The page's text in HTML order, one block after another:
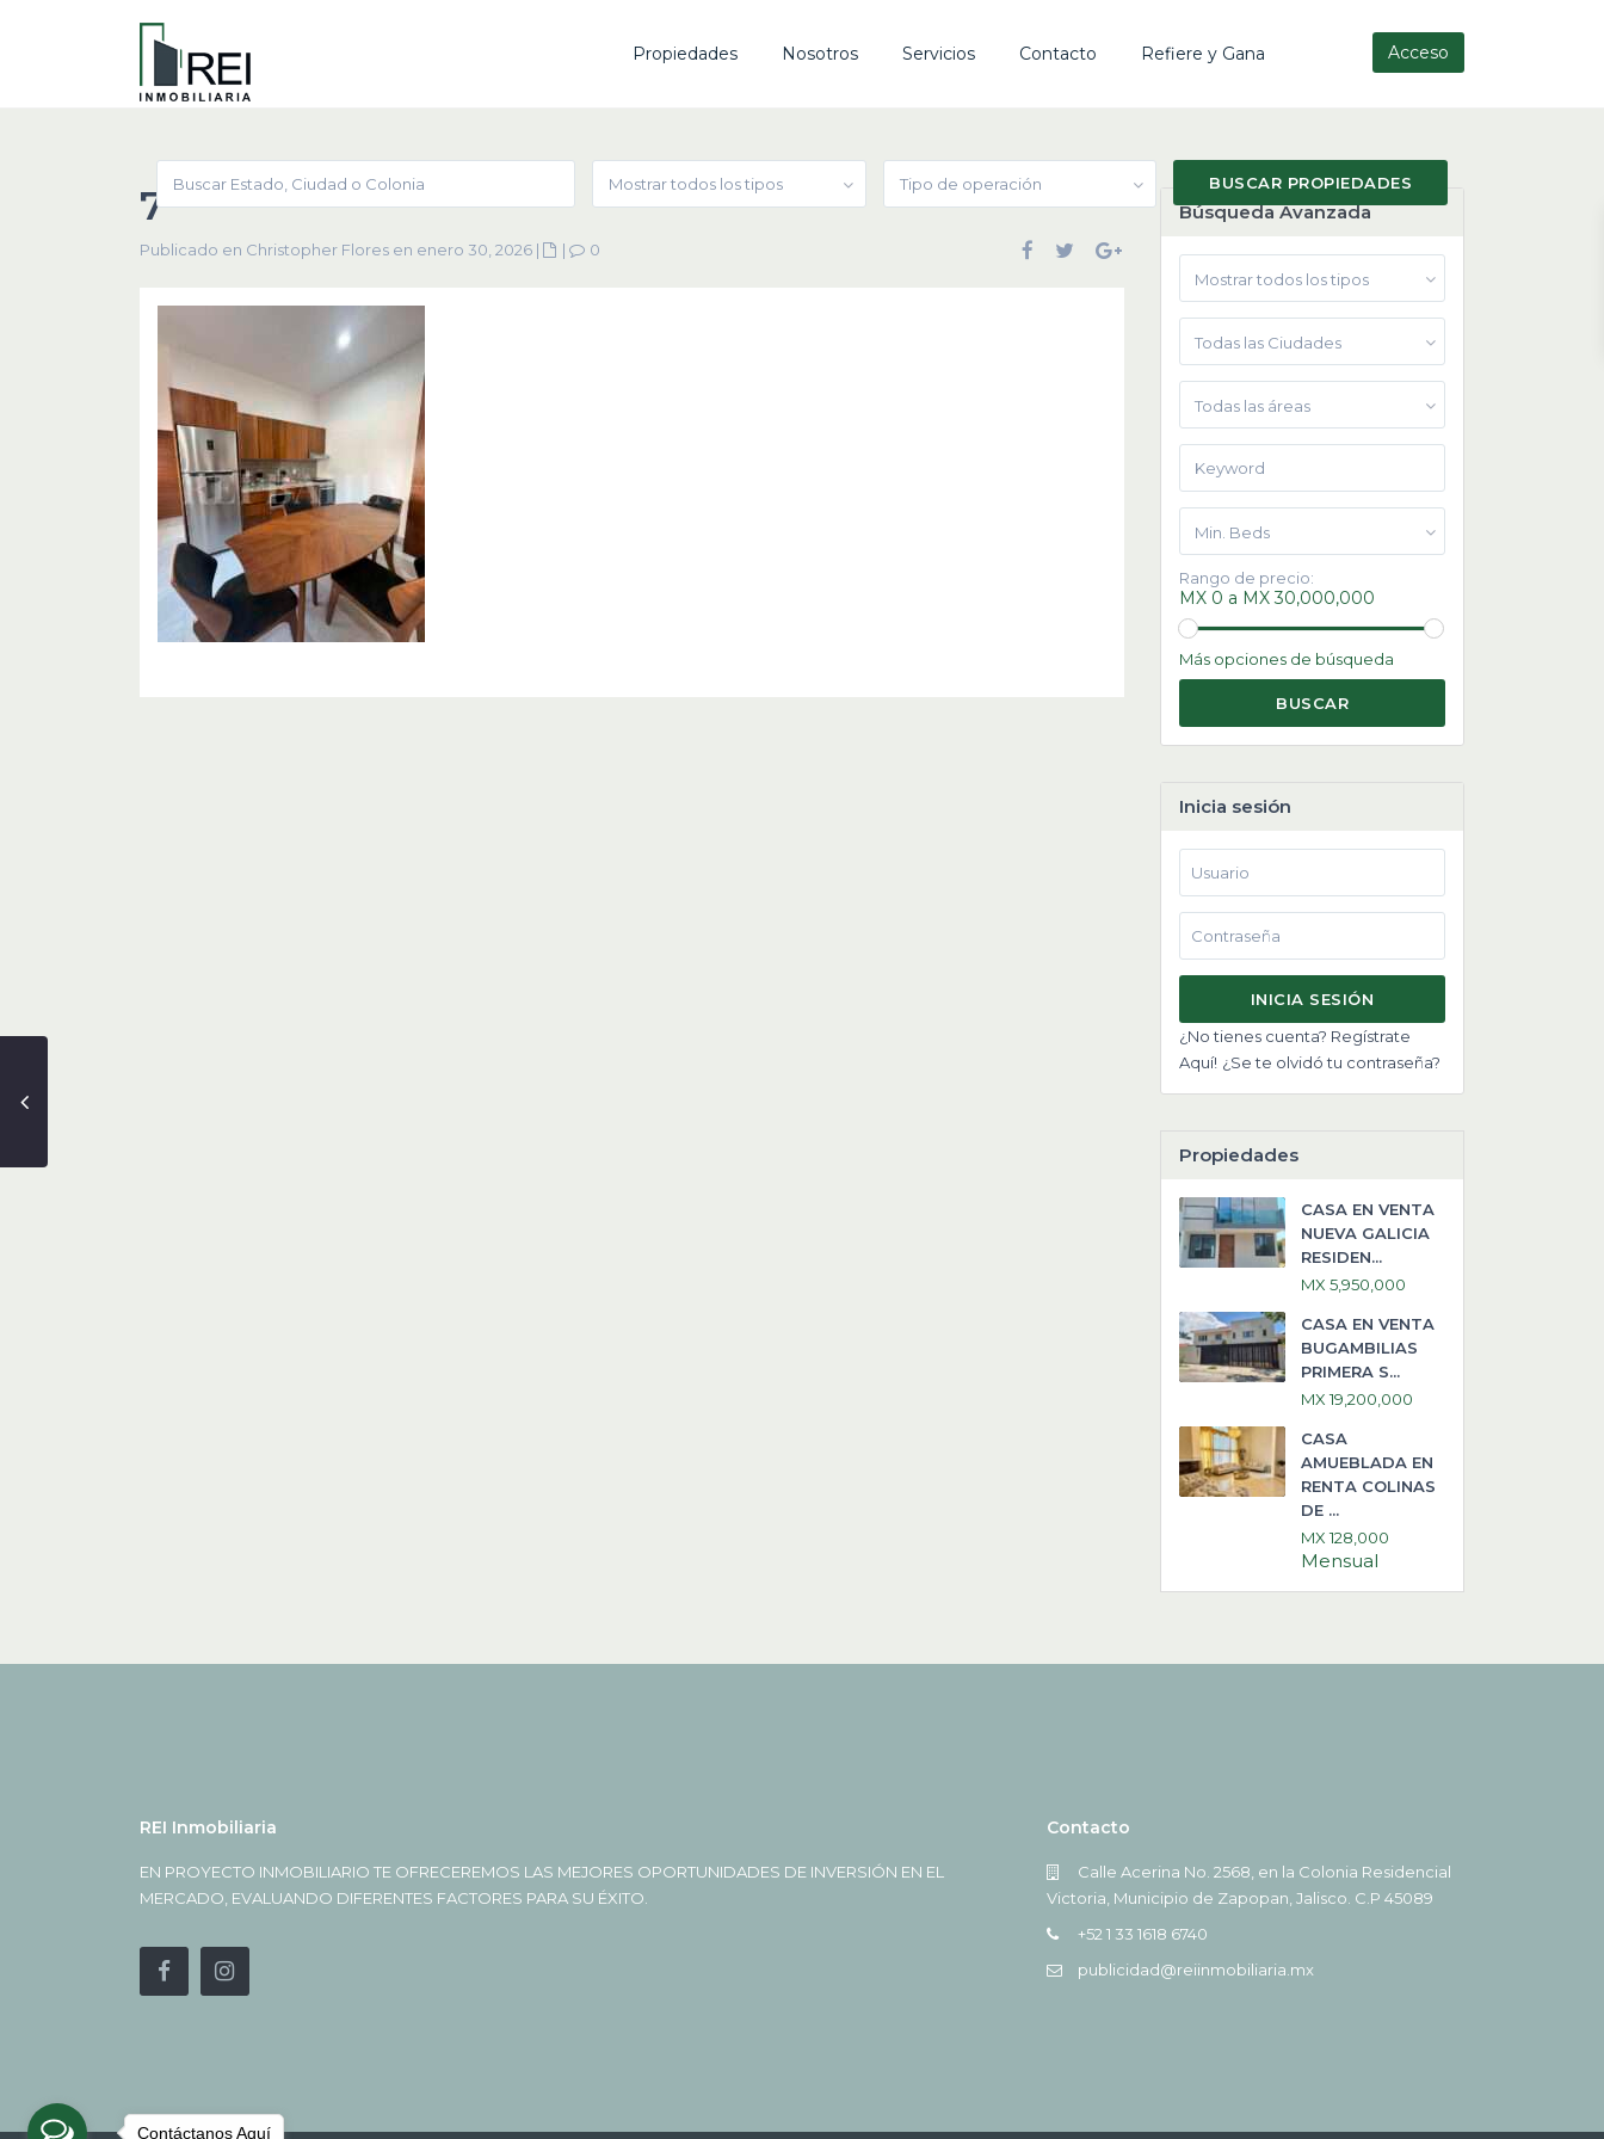
Acceso
Propiedades Nosotros Servicios Contacto Refiere y Gana
Mostrar todos los tipos Tipo de operación
7
Publicado en Christopher Flores en enero 30, 2026 | | 0
Búsqueda Avanzada
Mostrar todos los tipos
Todas las Ciudades
Todas las áreas
Min. Beds
Rango de precio:
MX 0 a MX 30,000,000
Más opciones de búsqueda
BUSCAR
Inicia sesión
INICIA SESIÓN
¿No tienes cuenta? Regístrate
Aquí! ¿Se te olvidó tu contraseña?
Propiedades
CASA EN VENTA
NUEVA GALICIA
RESIDEN...
MX 5,950,000
CASA EN VENTA
BUGAMBILIAS
PRIMERA S...
MX 19,200,000
CASA
AMUEBLADA EN
RENTA COLINAS
DE ...
MX 128,000
Mensual
REI Inmobiliaria
EN PROYECTO INMOBILIARIO TE OFRECEREMOS LAS MEJORES OPORTUNIDADES DE INVERSIÓN EN EL
MERCADO, EVALUANDO DIFERENTES FACTORES PARA SU ÉXITO.
Contacto
Calle Acerina No. 2568, en la Colonia Residencial
Victoria, Municipio de Zapopan, Jalisco. C.P 45089
+52 1 33 1618 6740
publicidad@reiinmobiliaria.mx
Contáctanos Aquí